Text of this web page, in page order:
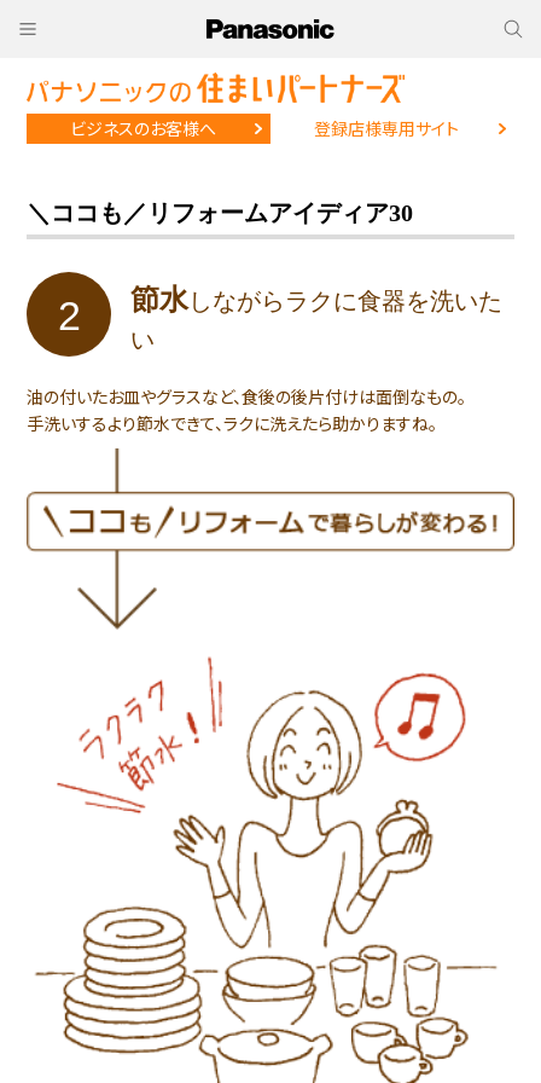
ビジネスのお客様へ 登録店様専用サイト
＼ココも／リフォームアイディア30
2 節水しながら ラクに食器を洗いた
い
油の付いたお皿やグラスなど、食後の後片付けは面倒なもの。
手洗いするより節水できて、ラクに洗えたら助かりますね。